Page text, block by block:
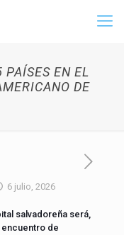
PAÍSES EN EL
DE
6 julio, 2026
salvadoreña será,
encuentro de